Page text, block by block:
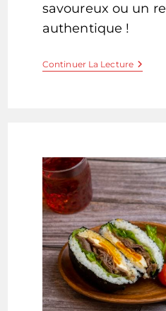
savoureux ou un
authentique !
Continuer La LectureOnigiri